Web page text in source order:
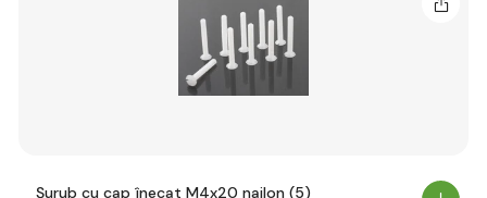
Șurub cu cap înecat M4x20 nailon (5)